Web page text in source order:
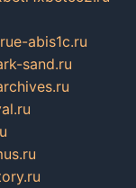
e-abis1c.ru
sand.ru